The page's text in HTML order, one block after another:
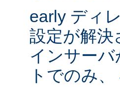
early ディ
設定が解決
インサー
トでのみ